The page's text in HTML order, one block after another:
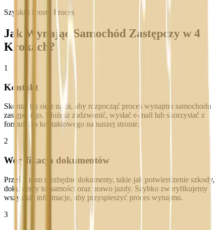
Szybki i Prosty Proces
Jak Wynająć Samochód Zastępczy w 4
Krokach?
1
Kontakt
Skontaktuj się z nami, aby rozpocząć proces wynajmu samochodu
zastępczego. Możesz zadzwonić, wysłać e-mail lub skorzystać z
formularza kontaktowego na naszej stronie.
2
Weryfikacja dokumentów
Prześlij nam niezbędne dokumenty, takie jak potwierdzenie szkody,
dokumenty tożsamości oraz prawo jazdy. Szybko zweryfikujemy
wszystkie informacje, aby przyspieszyć proces wynajmu.
3